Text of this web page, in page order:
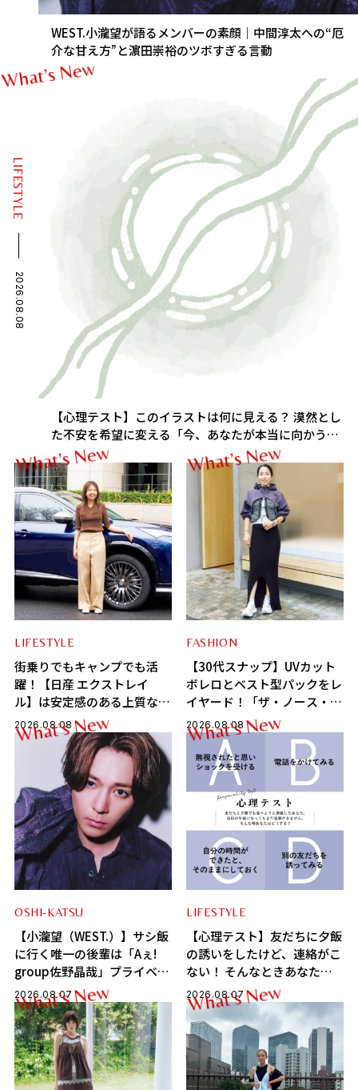
WEST.小瀧望が語るメンバーの素顔｜中間淳太への“厄
介な甘え方”と濵田崇裕のツボすぎる言動
What’s New
LIFESTYLE
2026.08.08
【心理テスト】このイラストは何に見える？ 漠然とし
た不安を希望に変える「今、あなたが本当に向かうべ
き道」がわかる！
What’s New
LIFESTYLE
街乗りでもキャンプでも活
躍！【日産 エクストレイ
ル】は安定感のある上質な
SUV
2026.08.08
What’sNew
FASHION
【30代スナップ】UVカット
ボレロとベスト型パックをレ
イヤード！「ザ・ノース・フ
ェイス」で作る大人カジュア
ル
2026.08.08
What’sNew
OSHI-KATSU
【小瀧望（WEST.）】サシ飯
に行く唯一の後輩は「Aぇ!
group佐野晶哉」プライベー
トな交友録を告白
2026.08.07
What’sNew
LIFESTYLE
【心理テスト】友だちに夕飯
の誘いをしたけど、連絡がこ
ない！ そんなときあなたは
どうする？ 「あなたの精神
年齢」がわかる！
2026.08.07
What’sNew What’sNew